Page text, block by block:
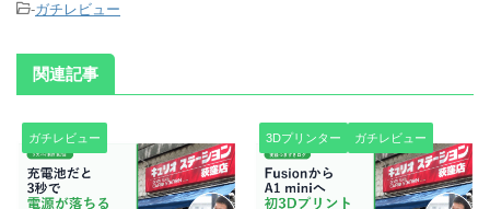
-ガチレビュー
関連記事
ガチレビュー 3Dプリンター ガチレビュー